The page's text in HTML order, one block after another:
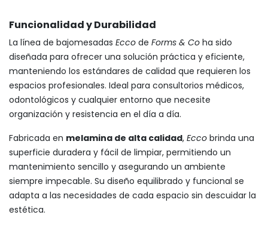
Funcionalidad y Durabilidad
La línea de bajomesadas Ecco de Forms & Co ha sido
diseñada para ofrecer una solución práctica y eficiente,
manteniendo los estándares de calidad que requieren los
espacios profesionales. Ideal para consultorios médicos,
odontológicos y cualquier entorno que necesite
organización y resistencia en el día a día.
Fabricada en melamina de alta calidad, Ecco brinda una
superficie duradera y fácil de limpiar, permitiendo un
mantenimiento sencillo y asegurando un ambiente
siempre impecable. Su diseño equilibrado y funcional se
adapta a las necesidades de cada espacio sin descuidar la
estética.